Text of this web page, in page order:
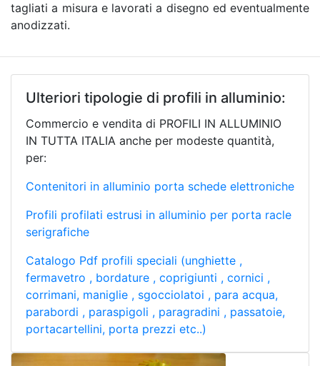
tagliati a misura e lavorati a disegno ed eventualmente
anodizzati.
Ulteriori tipologie di profili in alluminio:
Commercio e vendita di PROFILI IN ALLUMINIO
IN TUTTA ITALIA anche per modeste quantità,
per:
Contenitori in alluminio porta schede elettroniche
Profili profilati estrusi in alluminio per porta racle
serigrafiche
Catalogo Pdf profili speciali (unghiette ,
fermavetro , bordature , coprigiunti , cornici ,
corrimani, maniglie , sgocciolatoi , para acqua,
parabordi , paraspigoli , paragradini , passatoie,
portacartellini, porta prezzi etc..)